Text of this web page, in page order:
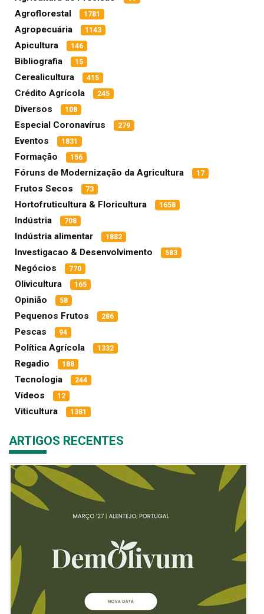
Agroflorestal 1781
Agropecuária 1143
Apicultura 146
Bibliografia 15
Cerealicultura 415
Crédito Agrícola 245
Diversos 108
Especial Coronavírus 279
Eventos 1831
Formação 156
Fóruns de Modernização da Agricultura 17
Frutos Secos 73
Hortofruticultura & Floricultura 1658
Indústria 708
Indústria alimentar 1882
Investigacao & Desenvolvimento 583
Negócios 770
Olivicultura 165
Opinião 58
Pequenos Frutos 286
Pescas 94
Política Agrícola 1332
Regadio 188
Tecnologia 244
Vídeos 12
Viticultura 1381
ARTIGOS RECENTES